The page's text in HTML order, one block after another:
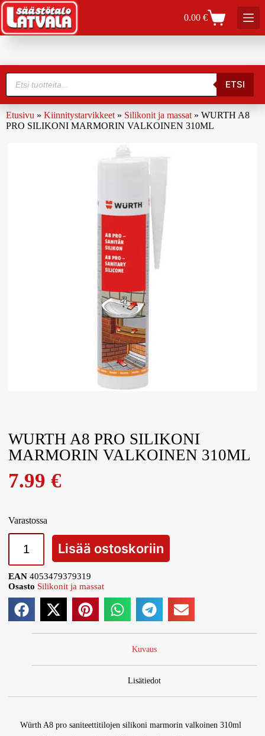
0.00€
ETSI
Etusivu » Kiinnitystarvikkeet » Silikonit ja massat » WURTH A8
PRO SILIKONI MARMORIN VALKOINEN 310ML
WURTH A8 PRO SILIKONI
MARMORIN VALKOINEN 310ML
7.99€
Varastossa
Lisää ostoskoriin
EAN4053479379319
Osasto Silikonit ja massat
Kuvaus
Lisätiedot
Würth A8 pro saniteettitilojen silikoni marmorin valkoinen 310ml